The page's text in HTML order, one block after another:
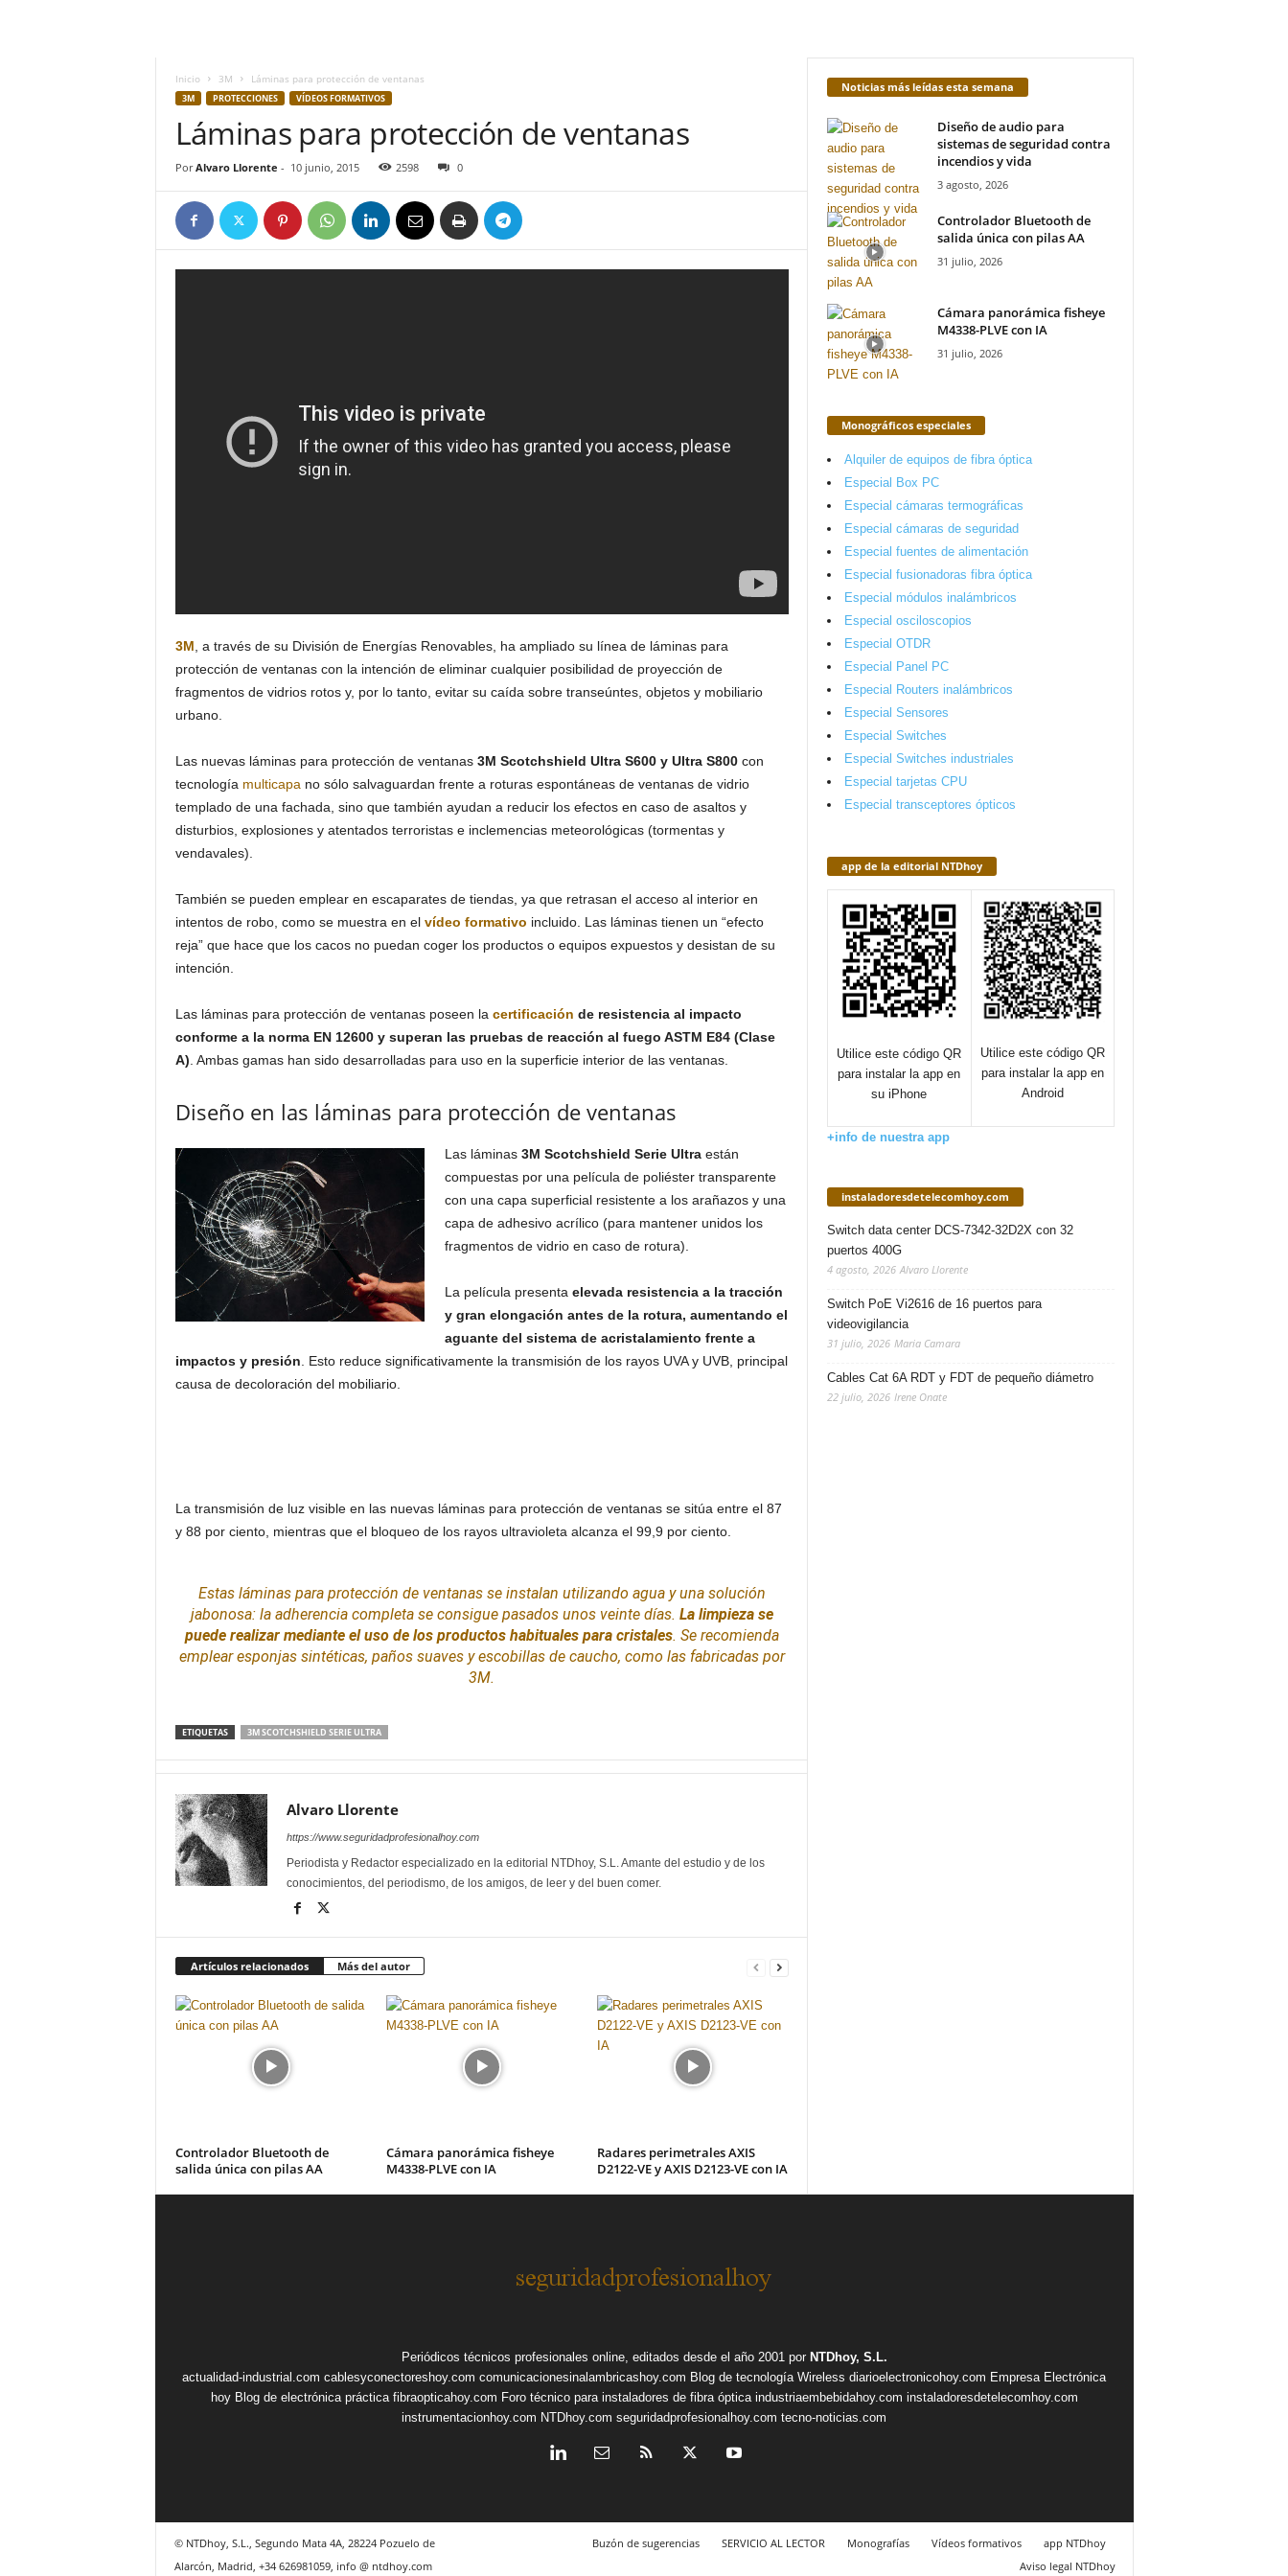
y
Inicio 3M Láminas para protección de ventanas
3M PROTECCIONES VÍDEOS FORMATIVOS
Láminas para protección de ventanas
Por Alvaro Llorente - 10 junio, 2015 2598 0
3M , a través de su División de Energías Renovables, ha ampliado su línea de láminas para
protección de ventanas con la intención de eliminar cualquier posibilidad de proyección de
fragmentos de vidrios rotos y, por lo tanto, evitar su caída sobre transeúntes, objetos y mobiliario
urbano.
Las nuevas láminas para protección de ventanas 3M Scotchshield Ultra S600 y Ultra S800con
tecnología multicapa no sólo salvaguardan frente a roturas espontáneas de ventanas de vidrio
templado de una fachada, sino que también ayudan a reducir los efectos en caso de asaltos y
disturbios, explosiones y atentados terroristas e inclemencias meteorológicas (tormentas y
vendavales).
También se pueden emplear en escaparates de tiendas, ya que retrasan el acceso al interior en
intentos de robo, como se muestra en el vídeo formativo incluido. Las láminas tienen un “efecto
reja” que hace que los cacos no puedan coger los productos o equipos expuestos y desistan de su
intención.
Las láminas para protección de ventanas poseen la certificación de resistencia al impacto
conforme a la norma EN 12600 y superan las pruebas de reacción al fuego ASTM E84 (Clase
A) . Ambas gamas han sido desarrolladas para uso en la superficie interior de las ventanas.
Diseño en las láminas para protección de ventanas
Las láminas 3M Scotchshield Serie Ultraestán
compuestas por una película de poliéster transparente
con una capa superficial resistente a los arañazos y una
capa de adhesivo acrílico (para mantener unidos los
fragmentos de vidrio en caso de rotura).
La película presenta elevada resistencia a la tracción
y gran elongación antes de la rotura, aumentando el
aguante del sistema de acristalamiento frente a
impactos y presión . Esto reduce significativamente la transmisión de los rayos UVA y UVB, principal
causa de decoloración del mobiliario.
La transmisión de luz visible en las nuevas láminas para protección de ventanas se sitúa entre el 87
y 88 por ciento, mientras que el bloqueo de los rayos ultravioleta alcanza el 99,9 por ciento.
Estas láminas para protección de ventanas se instalan utilizando agua y una solución
jabonosa: la adherencia completa se consigue pasados unos veinte días. La limpiezase
puede realizar mediante el uso de los productos habituales para cristales. Se recomienda
emplear esponjas sintéticas, paños suaves y escobillas de caucho, como las fabricadas por
3M.
ETIQUETAS 3M SCOTCHSHIELD SERIE ULTRA
Alvaro Llorente
https://www.seguridadprofesionalhoy.com
Periodista y Redactor especializado en la editorial NTDhoy, S.L. Amante del estudio y de los
conocimientos, del periodismo, de los amigos, de leer y del buen comer.
Artículos relacionados Más del autor
Controlador Bluetooth de
salida única con pilas AA
Cámara panorámica fisheye
M4338-PLVE con IA
Radares perimetrales AXIS
D2122-VE y AXIS D2123-VE con IA
Noticias más leídas esta semana
Diseño de audio para
sistemas de seguridad contra
incendios y vida
3 agosto, 2026
Controlador Bluetooth de
salida única con pilas AA
31 julio, 2026
Cámara panorámica fisheye
M4338-PLVE con IA
31 julio, 2026
Monográficos especiales
Alquiler de equipos de fibra óptica
Especial Box PC
Especial cámaras termográficas
Especial cámaras de seguridad
Especial fuentes de alimentación
Especial fusionadoras fibra óptica
Especial módulos inalámbricos
Especial osciloscopios
Especial OTDR
Especial Panel PC
Especial Routers inalámbricos
Especial Sensores
Especial Switches
Especial Switches industriales
Especial tarjetas CPU
Especial transceptores ópticos
app de la editorial NTDhoy
Utilice este código QR
para instalar la app en
su iPhone
Utilice este código QR
para instalar la app en
Android
+info de nuestra app
instaladoresdetelecomhoy.com
Switch data center DCS-7342-32D2X con 32
puertos 400G
4 agosto, 2026 Alvaro Llorente
Switch PoE Vi2616 de 16 puertos para
videovigilancia
31 julio, 2026 Maria Camara
Cables Cat 6A RDT y FDT de pequeño diámetro
22 julio, 2026 Irene Onate
Periódicos técnicos profesionales online, editados desde el año 2001 por NTDhoy, S.L.
actualidad-industrial.com cablesyconectoreshoy.com comunicacionesinalambricashoy.com Blog de tecnología Wireless diarioelectronicohoy.com Empresa Electrónica
hoy Blog de electrónica práctica fibraopticahoy.com Foro técnico para instaladores de fibra óptica industriaembebidahoy.com instaladoresdetelecomhoy.com
instrumentacionhoy.com NTDhoy.com seguridadprofesionalhoy.com tecno-noticias.com
Buzón de sugerencias SERVICIO AL LECTOR Monografías Vídeos formativos
app NTDhoy
Aviso legal NTDhoy
© NTDhoy, S.L., Segundo Mata 4A, 28224 Pozuelo de
Alarcón, Madrid, +34 626981059, info @ ntdhoy.com